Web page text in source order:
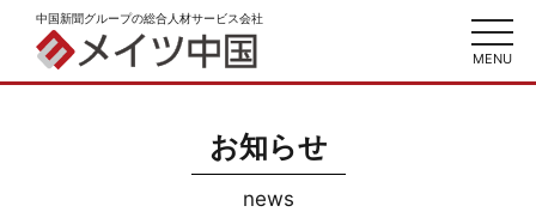
MENU
中国新聞グループの総合人材サービス会社
お知らせ
news